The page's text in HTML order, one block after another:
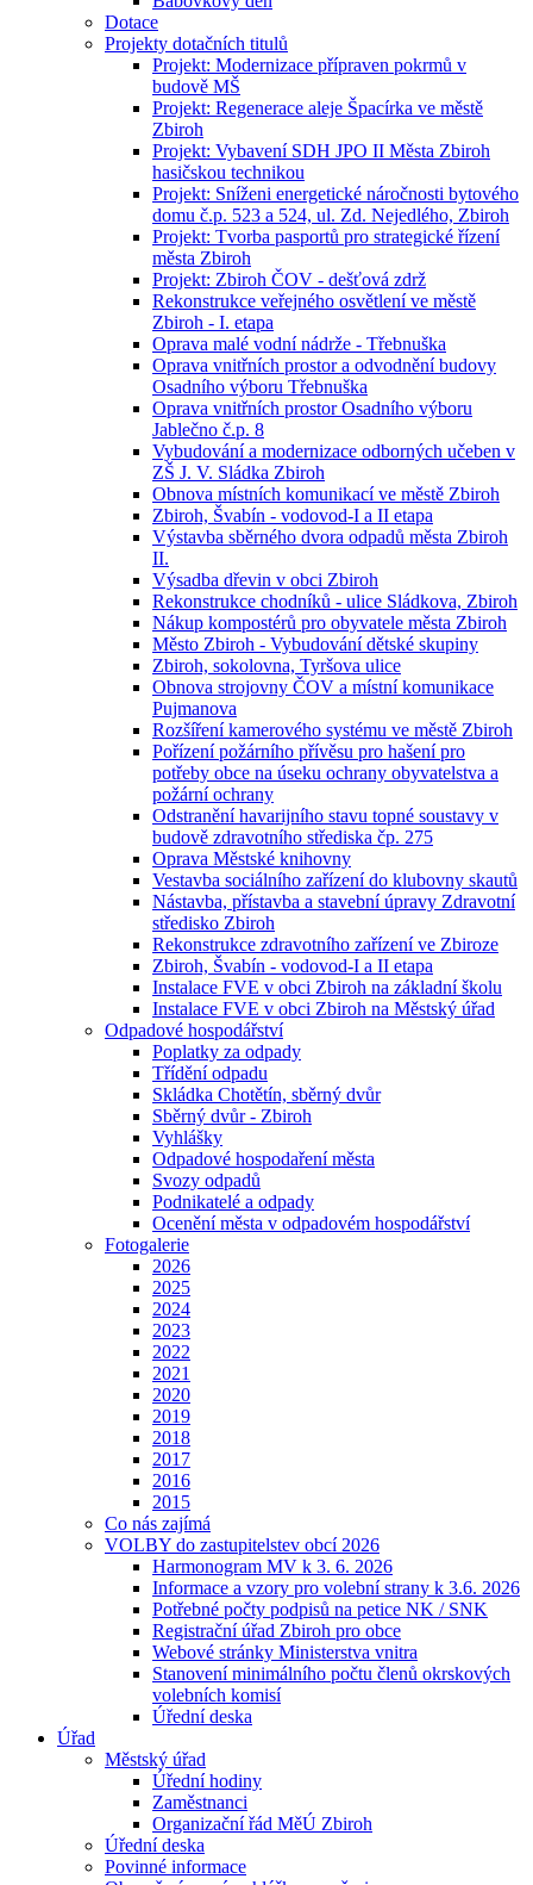
Dotace
Projekty dotačních titulů
Projekt: Modernizace přípraven pokrmů v
budově MŠ
Projekt: Regenerace aleje Špacírka ve městě
Zbiroh
Projekt: Vybavení SDH JPO II Města Zbiroh
hasičskou technikou
Projekt: Sníženi energetické náročnosti bytového
domu č.p. 523 a 524, ul. Zd. Nejedlého, Zbiroh
Projekt: Tvorba pasportů pro strategické řízení
města Zbiroh
Projekt: Zbiroh ČOV - dešťová zdrž
Rekonstrukce veřejného osvětlení ve městě
Zbiroh - I. etapa
Oprava malé vodní nádrže - Třebnuška
Oprava vnitřních prostor a odvodnění budovy
Osadního výboru Třebnuška
Oprava vnitřních prostor Osadního výboru
Jablečno č.p. 8
Vybudování a modernizace odborných učeben v
ZŠ J. V. Sládka Zbiroh
Obnova místních komunikací ve městě Zbiroh
Zbiroh, Švabín - vodovod-I a II etapa
Výstavba sběrného dvora odpadů města Zbiroh
II.
Výsadba dřevin v obci Zbiroh
Rekonstrukce chodníků - ulice Sládkova, Zbiroh
Nákup kompostérů pro obyvatele města Zbiroh
Město Zbiroh - Vybudování dětské skupiny
Zbiroh, sokolovna, Tyršova ulice
Obnova strojovny ČOV a místní komunikace
Pujmanova
Rozšíření kamerového systému ve městě Zbiroh
Pořízení požárního přívěsu pro hašení pro
potřeby obce na úseku ochrany obyvatelstva a
požární ochrany
Odstranění havarijního stavu topné soustavy v
budově zdravotního střediska čp. 275
Oprava Městské knihovny
Vestavba sociálního zařízení do klubovny skautů
Nástavba, přístavba a stavební úpravy Zdravotní
středisko Zbiroh
Rekonstrukce zdravotního zařízení ve Zbiroze
Zbiroh, Švabín - vodovod-I a II etapa
Instalace FVE v obci Zbiroh na základní školu
Instalace FVE v obci Zbiroh na Městský úřad
Odpadové hospodářství
Poplatky za odpady
Třídění odpadu
Skládka Chotětín, sběrný dvůr
Sběrný dvůr - Zbiroh
Vyhlášky
Odpadové hospodaření města
Svozy odpadů
Podnikatelé a odpady
Ocenění města v odpadovém hospodářství
Fotogalerie
2026
2025
2024
2023
2022
2021
2020
2019
2018
2017
2016
2015
Co nás zajímá
VOLBY do zastupitelstev obcí 2026
Harmonogram MV k 3. 6. 2026
Informace a vzory pro volební strany k 3.6. 2026
Potřebné počty podpisů na petice NK / SNK
Registrační úřad Zbiroh pro obce
Webové stránky Ministerstva vnitra
Stanovení minimálního počtu členů okrskových
volebních komisí
Úřední deska
Úřad
Městský úřad
Úřední hodiny
Zaměstnanci
Organizační řád MěÚ Zbiroh
Úřední deska
Povinné informace